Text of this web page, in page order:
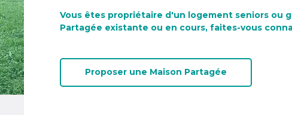
Vous êtes propriétaire d'un logement seniors ou
Partagée existante ou en cours, faites-vous
Proposer une Maison Partagée